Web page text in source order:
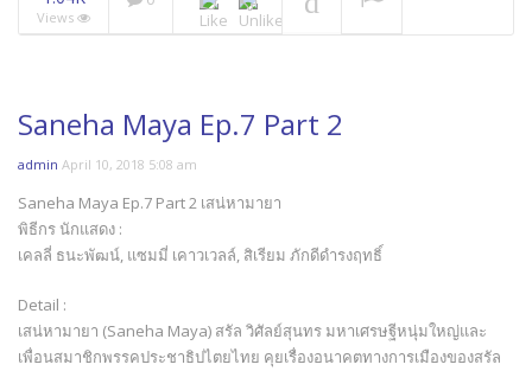
Views
Saneha Maya Ep.7 Part 2
admin April 10, 2018 5:08 am
Saneha Maya Ep.7 Part 2 เสน่หามายา
พิธีกร นักแสดง :
เคลลี่ ธนะพัฒน์, แซมมี่ เคาวเวลล์, สิเรียม ภักดีดำรงฤทธิ์
Detail :
เสน่หามายา (Saneha Maya) สรัล วิศัลย์สุนทร มหาเศรษฐีหนุ่มใหญ่และ
เพื่อนสมาชิกพรรคประชาธิปไตยไทย คุยเรื่องอนาคตทางการเมืองของสรัล